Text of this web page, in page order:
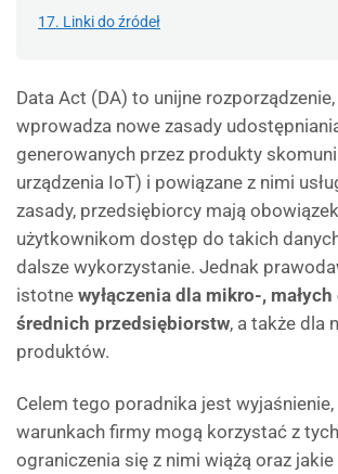
17. Linki do źródeł
Data Act (DA) to unijne
wprowadza nowe zasady
generowanych przez produkty
urządzenia IoT) i powiązane z nimi
zasady, przedsiębiorcy mają
użytkownikom dostęp do takich
dalsze wykorzystanie. Jednak
istotne wyłączenia dla mikro-,
średnich przedsiębiorstw, a także dla
produktów.
Celem tego poradnika jest
warunkach firmy mogą korzystać z
ograniczenia się z nimi wiążą oraz